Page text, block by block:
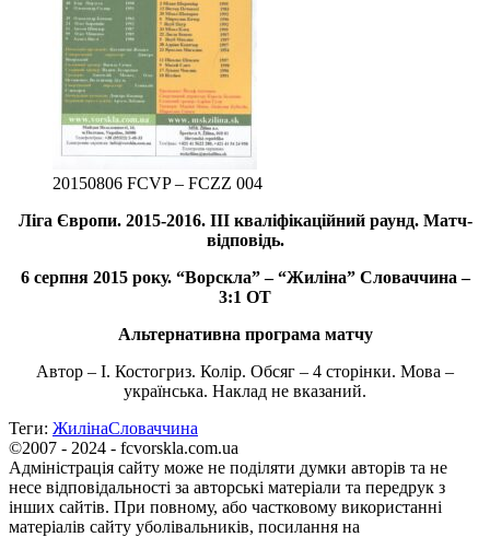
20150806 FCVP – FCZZ 004
Ліга Європи. 2015-2016. ІІІ кваліфікаційний раунд. Матч-
відповідь.
6 серпня 2015 року. “Ворскла” – “Жиліна” Словаччина –
3:1 ОТ
Альтернативна програма матчу
Автор – І. Костогриз. Колір. Обсяг – 4 сторінки. Мова –
українська. Наклад не вказаний.
Теги: ЖилінаСловаччина
©2007 - 2024 - fcvorskla.com.ua
Адміністрація сайту може не поділяти думки авторів та не
несе відповідальності за авторські матеріали та передрук з
інших сайтів. При повному, або частковому використанні
матеріалів сайту уболівальників, посилання на